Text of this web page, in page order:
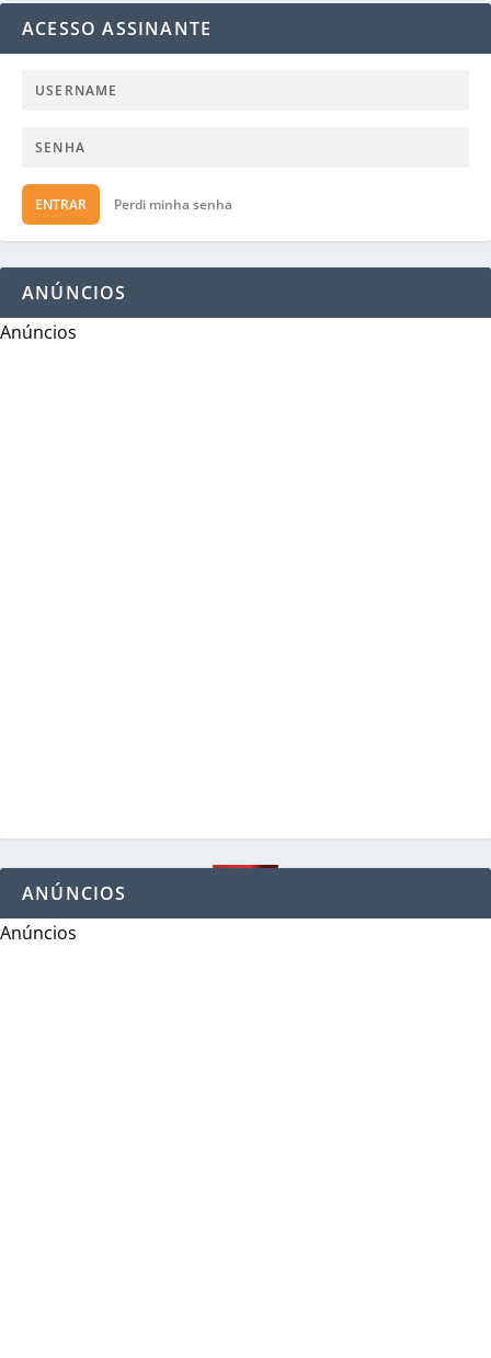
ACESSO ASSINANTE
ENTRAR Perdi minha senha
ANÚNCIOS
Anúncios
ANÚNCIOS
Anúncios